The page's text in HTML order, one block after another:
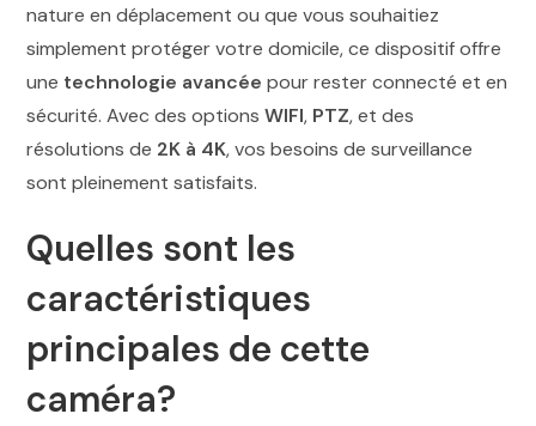
nature en déplacement ou que vous souhaitiez
simplement protéger votre domicile, ce dispositif offre
une technologie avancée pour rester connecté et en
sécurité. Avec des optionsWIFI, PTZ, et des
résolutions de 2K à 4K, vos besoins de surveillance
sont pleinement satisfaits.
Quelles sont les
caractéristiques
principales de cette
caméra?